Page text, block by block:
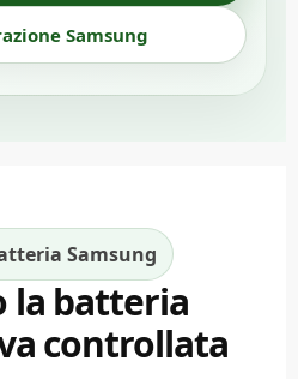
Samsung
Samsung
la batteria
controllata